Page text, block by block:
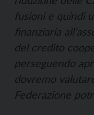
fusioni e quindi
finanziaria
del credito
perseguendo
dovremo
Federazione